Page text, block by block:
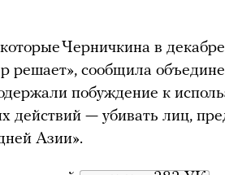
Черничкина в
решает», сообщила
побуждение к
действий — убивать лиц,
Азии».